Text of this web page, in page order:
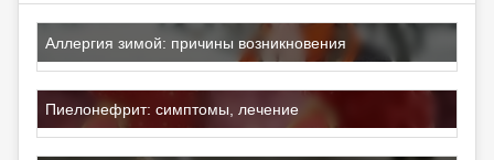
Аллергия зимой: причины возникновения
Пиелонефрит: симптомы, лечение